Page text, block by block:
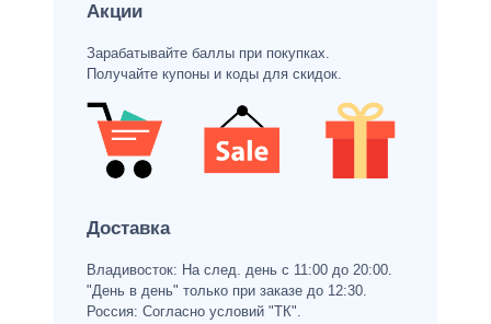
Акции
Зарабатывайте баллы при покупках.
Получайте купоны и коды для скидок.
Доставка
Владивосток: На след. день с 11:00 до 20:00.
"День в день" только при заказе до 12:30.
Россия: Согласно условий "ТК".